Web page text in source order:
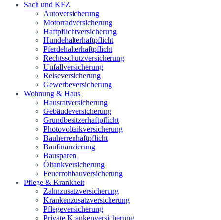
Sach und KFZ
Autoversicherung
Motorradversicherung
Haftpflichtversicherung
Hundehalterhaftpflicht
Pferdehalterhaftpflicht
Rechtsschutzversicherung
Unfallversicherung
Reiseversicherung
Gewerbeversicherung
Wohnung & Haus
Hausratversicherung
Gebäudeversicherung
Grundbesitzerhaftpflicht
Photovoltaikversicherung
Bauherrenhaftpflicht
Baufinanzierung
Bausparen
Öltankversicherung
Feuerrohbauversicherung
Pflege & Krankheit
Zahnzusatzversicherung
Krankenzusatzversicherung
Pflegeversicherung
Private Krankenversicherung